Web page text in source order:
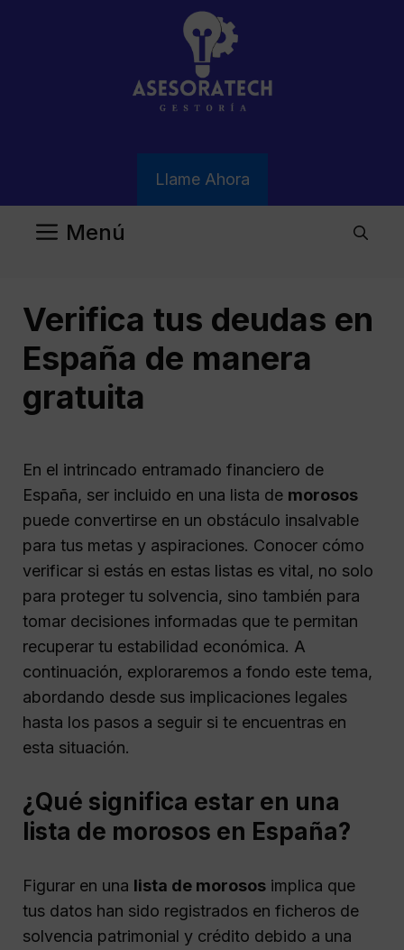
Llame Ahora
Menú
Verifica tus deudas en
España de manera
gratuita
En el intrincado entramado financiero de
España, ser incluido en una lista de morosos
puede convertirse en un obstáculo insalvable
para tus metas y aspiraciones. Conocer cómo
verificar si estás en estas listas es vital, no solo
para proteger tu solvencia, sino también para
tomar decisiones informadas que te permitan
recuperar tu estabilidad económica. A
continuación, exploraremos a fondo este tema,
abordando desde sus implicaciones legales
hasta los pasos a seguir si te encuentras en
esta situación.
¿Qué significa estar en una
lista de morosos en España?
Figurar en una lista de morosos implica que
tus datos han sido registrados en ficheros de
solvencia patrimonial y crédito debido a una